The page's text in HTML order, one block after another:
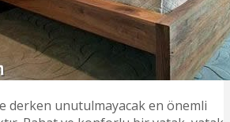
derken unutulmayacak en önemli